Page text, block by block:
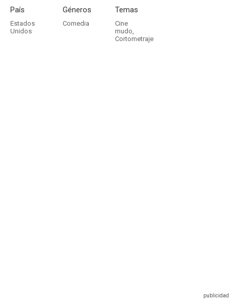
País
Estados
Unidos
Géneros
Comedia
Temas
Cine
mudo,
Cortometraje